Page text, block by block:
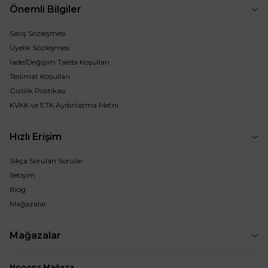
Önemli Bilgiler
Satış Sözleşmesi
Üyelik Sözleşmesi
İade/Değişim Talebi Koşulları
Teslimat Koşulları
Gizlilik Politikası
KVKK ve ETK Aydınlatma Metni
Hızlı Erişim
Sıkça Sorulan Sorular
İletişim
Blog
Mağazalar
Mağazalar